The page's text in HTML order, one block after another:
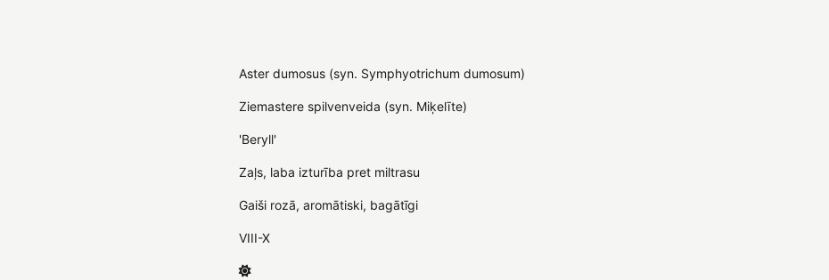
Aster dumosus (syn. Symphyotrichum dumosum)
Ziemastere spilvenveida (syn. Miķelīte)
'Beryll'
Zaļs, laba izturība pret miltrasu
Gaiši rozā, aromātiski, bagātīgi
VIII-X